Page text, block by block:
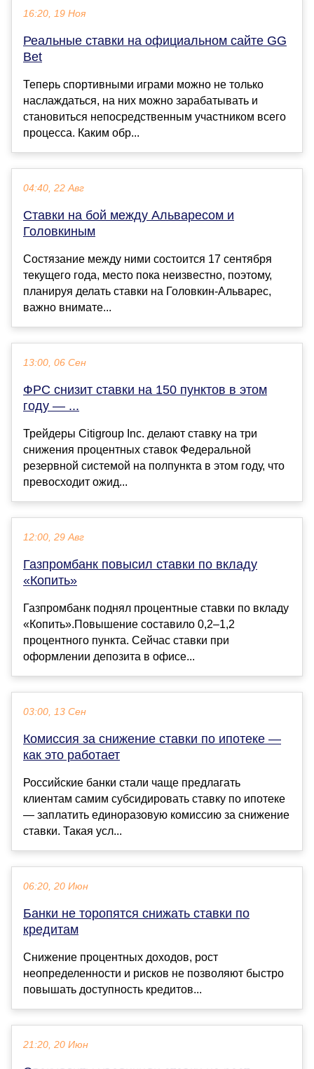
16:20, 19 Ноя
Реальные ставки на официальном сайте GG
Bet
Теперь спортивными играми можно не только
наслаждаться, на них можно зарабатывать и
становиться непосредственным участником всего
процесса. Каким обр...
04:40, 22 Авг
Ставки на бой между Альваресом и
Головкиным
Состязание между ними состоится 17 сентября
текущего года, место пока неизвестно, поэтому,
планируя делать ставки на Головкин-Альварес,
важно внимате...
13:00, 06 Сен
ФРС снизит ставки на 150 пунктов в этом
году — ...
Трейдеры Citigroup Inc. делают ставку на три
снижения процентных ставок Федеральной
резервной системой на полпункта в этом году, что
превосходит ожид...
12:00, 29 Авг
Газпромбанк повысил ставки по вкладу
«Копить»
Газпромбанк поднял процентные ставки по вкладу
«Копить».Повышение составило 0,2–1,2
процентного пункта. Сейчас ставки при
оформлении депозита в офисе...
03:00, 13 Сен
Комиссия за снижение ставки по ипотеке —
как это работает
Российские банки стали чаще предлагать
клиентам самим субсидировать ставку по ипотеке
— заплатить единоразовую комиссию за снижение
ставки. Такая усл...
06:20, 20 Июн
Банки не торопятся снижать ставки по
кредитам
Снижение процентных доходов, рост
неопределенности и рисков не позволяют быстро
повышать доступность кредитов...
21:20, 20 Июн